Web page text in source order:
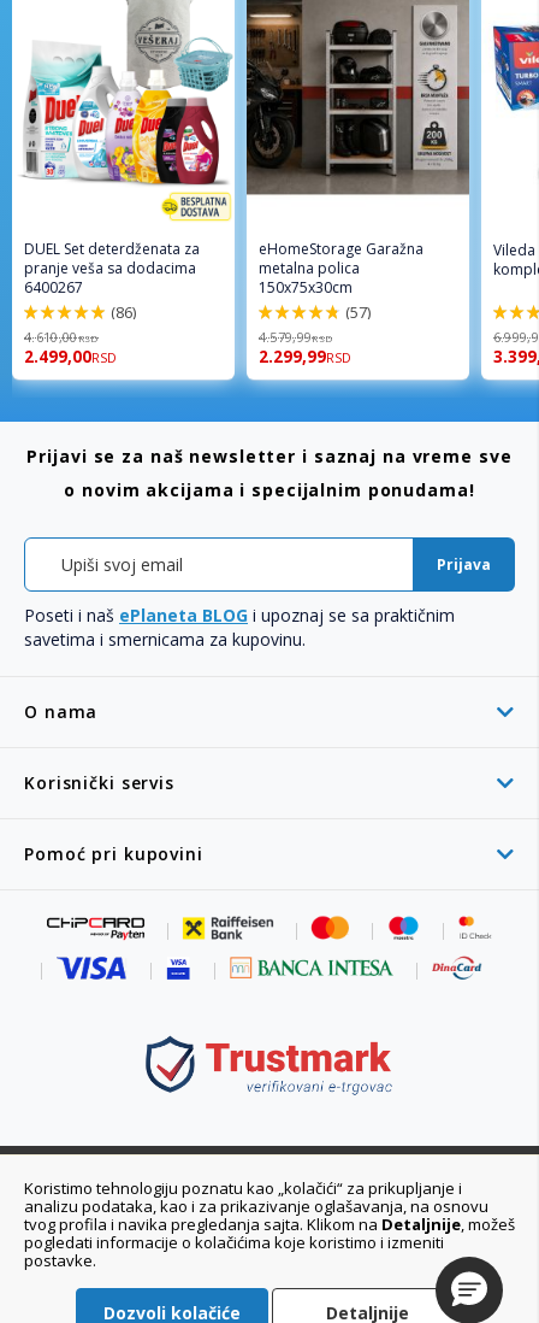
DUEL Set deterdženata za
pranje veša sa dodacima
6400267
98%
(86)
4.610,00RSD
2.499,00RSD
eHomeStorage Garažna
metalna polica
150x75x30cm
96%
(57)
4.579,99RSD
2.299,99RSD
92%
O nama
Korisnički servis
Pomoć pri kupovini
Prijavi se za naš newsletter i saznaj na vreme sve
o novim akcijama i specijalnim ponudama!
Prijava
Poseti i naš ePlaneta BLOG i upoznaj se sa praktičnim
savetima i smernicama za kupovinu.
011 6355 550
Ponedeljak - Petak 08:00 - 20:00h
Koristimo tehnologiju poznatu kao „kolačići“ za prikupljanje i
analizu podataka, kao i za prikazivanje oglašavanja, na osnovu
tvog profila i navika pregledanja sajta. Klikom na Detaljnije, možeš
pogledati informacije o kolačićima koje koristimo i izmeniti
postavke.
Dozvoli kolačiće Detaljnije